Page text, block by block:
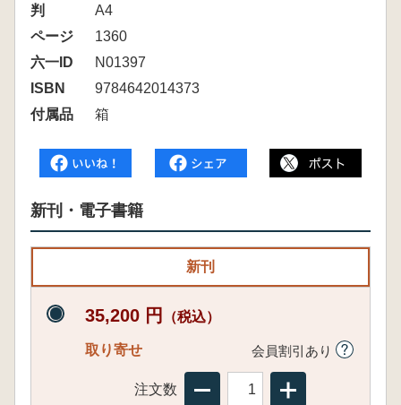
判
A4
ページ
1360
六一ID
N01397
ISBN
9784642014373
付属品
箱
新刊・電子書籍
新刊
35,200 円 （税込）
取り寄せ 会員割引あり
注文数